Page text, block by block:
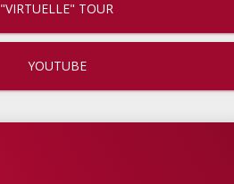
"VIRTUELLE" TOUR
YOUTUBE